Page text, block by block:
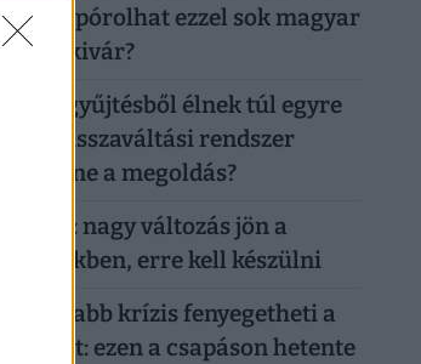
spórolhat ezzel sok magyar
most kivár?
élnek túl egyre
a visszaváltási rendszer
lenne a megoldás?
nagy változás jön a
erre kell készülni
újabb krízis fenyegetheti a
ezen a csapáson hetente